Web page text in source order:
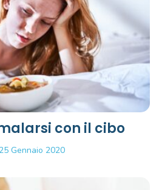
con il cibo
25 Gennaio 2020